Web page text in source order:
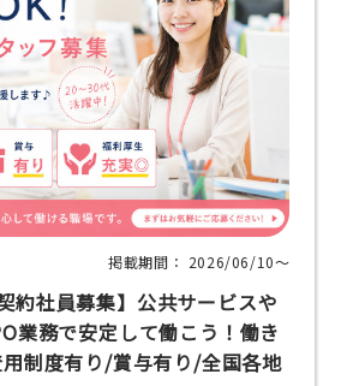
掲載期間： 2026/06/10〜
約社員募集】公共サービスや
業務で安定して働こう！働き
制度有り/賞与有り/全国各地